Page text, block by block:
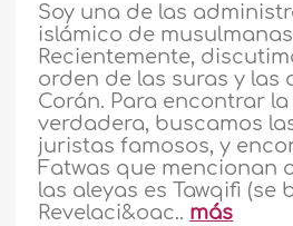
Soy una de las
islámico de
Recientemente,
orden de las suras y las
Corán. Para encontrar
verdadera, buscamos
juristas famosos, y
Fatwas que mencionan
las aleyas es Tawqifi (se
Revelaci&oac.. más